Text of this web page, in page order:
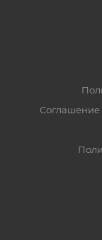
Соглашение